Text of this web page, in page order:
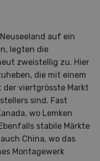
auf ein
legten die
zweistellig zu. Hier
die mit einem
viertgrösste Markt
sind. Fast
wo Lemken
stabile Märkte
China, wo das
Montagewerk